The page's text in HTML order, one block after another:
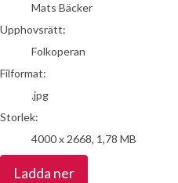
Mats Bäcker
Upphovsrätt:
Folkoperan
Filformat:
.jpg
Storlek:
4000 x 2668, 1,78 MB
Ladda ner